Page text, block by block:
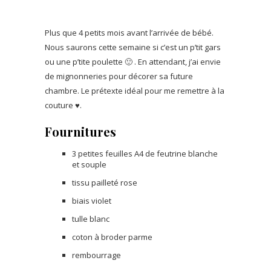
Plus que 4 petits mois avant l’arrivée de bébé.
Nous saurons cette semaine si c’est un p’tit gars
ou une p’tite poulette 🙂 . En attendant, j’ai envie
de mignonneries pour décorer sa future
chambre. Le prétexte idéal pour me remettre à la
couture ♥.
Fournitures
3 petites feuilles A4 de feutrine blanche
et souple
tissu pailleté rose
biais violet
tulle blanc
coton à broder parme
rembourrage